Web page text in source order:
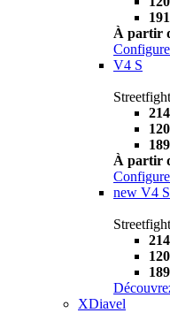
À partir
V4 S
À partir
new V4
XDiavel